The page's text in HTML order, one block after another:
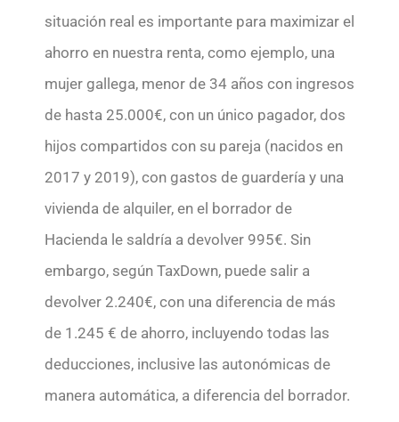
situación real es importante para maximizar el
ahorro en nuestra renta, como ejemplo, una
mujer gallega, menor de 34 años con ingresos
de hasta 25.000€, con un único pagador, dos
hijos compartidos con su pareja (nacidos en
2017 y 2019), con gastos de guardería y una
vivienda de alquiler, en el borrador de
Hacienda le saldría a devolver 995€. Sin
embargo, según TaxDown, puede salir a
devolver 2.240€, con una diferencia de más
de 1.245 € de ahorro, incluyendo todas las
deducciones, inclusive las autonómicas de
manera automática, a diferencia del borrador.